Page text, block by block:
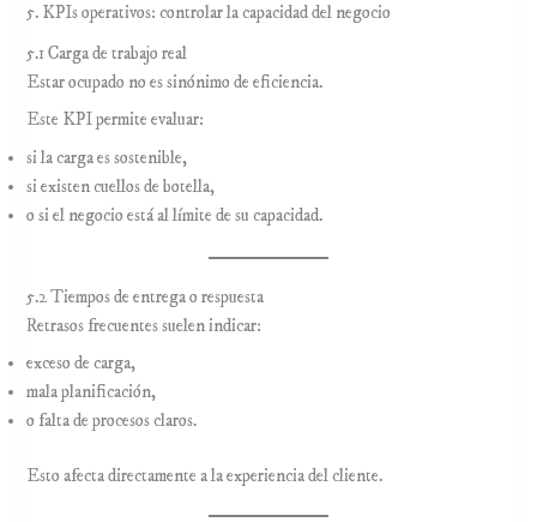
5. KPIs operativos: controlar la capacidad del negocio
5.1 Carga de trabajo real
Estar ocupado no es sinónimo de eficiencia.
Este KPI permite evaluar:
si la carga es sostenible,
si existen cuellos de botella,
o si el negocio está al límite de su capacidad.
5.2 Tiempos de entrega o respuesta
Retrasos frecuentes suelen indicar:
exceso de carga,
mala planificación,
o falta de procesos claros.
Esto afecta directamente a la experiencia del cliente.